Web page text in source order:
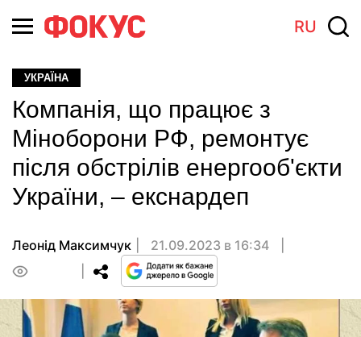
RU
УКРАЇНА
Компанія, що працює з
Міноборони РФ, ремонтує
після обстрілів енергооб'єкти
України, – екснардеп
Леонід Максимчук
21.09.2023 в 16:34